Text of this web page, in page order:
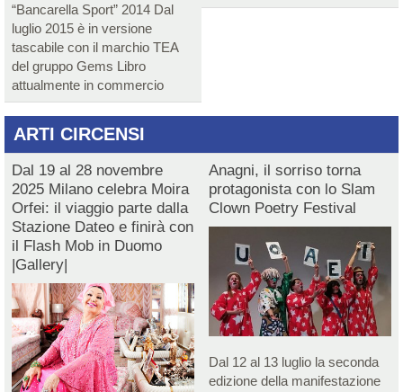
“Bancarella Sport” 2014 Dal
luglio 2015 è in versione
tascabile con il marchio TEA
del gruppo Gems Libro
attualmente in commercio
ARTI CIRCENSI
Dal 19 al 28 novembre
2025 Milano celebra Moira
Orfei: il viaggio parte dalla
Stazione Dateo e finirà con
il Flash Mob in Duomo
|Gallery|
Anagni, il sorriso torna
protagonista con lo Slam
Clown Poetry Festival
Dal 12 al 13 luglio la seconda
edizione della manifestazione